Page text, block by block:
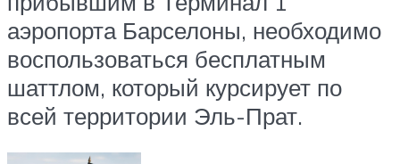
аэропорта Барселоны, необходимо
воспользоваться бесплатным
шаттлом, который курсирует по
всей территории Эль-Прат.